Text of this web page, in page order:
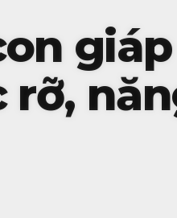
rỡ,